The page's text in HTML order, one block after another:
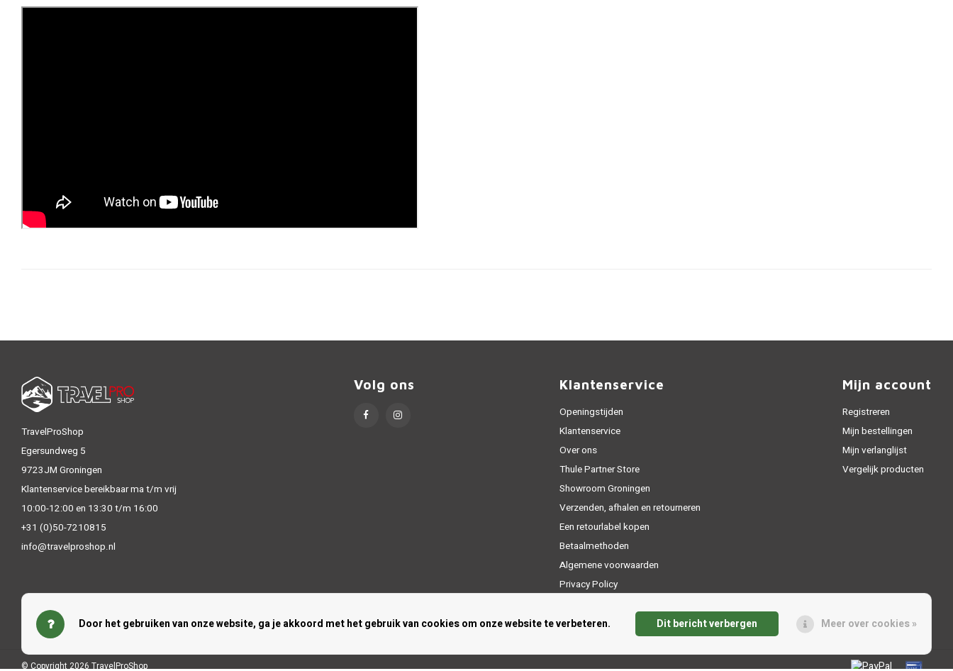
TravelProShop
Egersundweg 5
9723JM Groningen
Klantenservice bereikbaar ma t/m vrij
10:00-12:00 en 13:30 t/m 16:00
+31 (0)50-7210815
info@travelproshop.nl
Volg ons Klantenservice
Openingstijden
Klantenservice
Over ons
Thule Partner Store
Showroom Groningen
Verzenden, afhalen en retourneren
Een retourlabel kopen
Betaalmethoden
Algemene voorwaarden
Privacy Policy
Mijn account
Registreren
Mijn bestellingen
Mijn verlanglijst
Vergelijk producten
© Copyright 2026 TravelProShop
Door het gebruiken van onze website, ga je akkoord met het gebruik van cookies om onze website te verbeteren. Dit bericht verbergen Meer over cookies »